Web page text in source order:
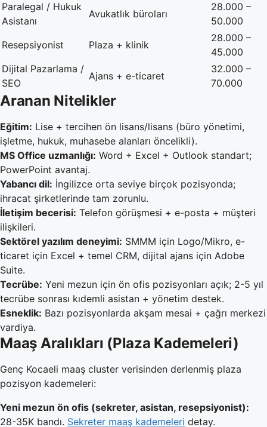
Paralegal / Hukuk
Asistanı
Avukatlık büroları
28.000 –
50.000
Resepsiyonist
Plaza + klinik
28.000 –
45.000
Dijital Pazarlama /
SEO
Ajans + e-ticaret
32.000 –
70.000
Aranan Nitelikler
Eğitim: Lise + tercihen ön lisans/lisans (büro yönetimi,
işletme, hukuk, muhasebe alanları öncelikli).
MS Office uzmanlığı: Word + Excel + Outlook standart;
PowerPoint avantaj.
Yabancı dil: İngilizce orta seviye birçok pozisyonda;
ihracat şirketlerinde tam zorunlu.
İletişim becerisi: Telefon görüşmesi + e-posta + müşteri
ilişkileri.
Sektörel yazılım deneyimi: SMMM için Logo/Mikro, e-
ticaret için Excel + temel CRM, dijital ajans için Adobe
Suite.
Tecrübe: Yeni mezun için ön ofis pozisyonları açık; 2-5 yıl
tecrübe sonrası kıdemli asistan + yönetim destek.
Esneklik: Bazı pozisyonlarda akşam mesai + çağrı merkezi
vardiya.
Maaş Aralıkları (Plaza Kademeleri)
Genç Kocaeli maaş cluster verisinden derlenmiş plaza
pozisyon kademeleri:
Yeni mezun ön ofis (sekreter, asistan, resepsiyonist):
28-35K bandı. Sekreter maaş kademeleri detay.